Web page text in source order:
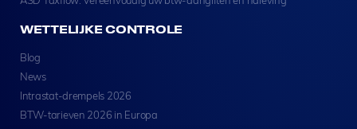
WETTELIJKE CONTROLE
Blog
News
Intrastat-drempels 2026
BTW-tarieven 2026 in Europa